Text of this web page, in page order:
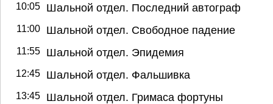
10:05 Шальной отдел. Последний автограф
11:00 Шальной отдел. Свободное падение
11:55 Шальной отдел. Эпидемия
12:45 Шальной отдел. Фальшивка
13:45 Шальной отдел. Гримаса фортуны